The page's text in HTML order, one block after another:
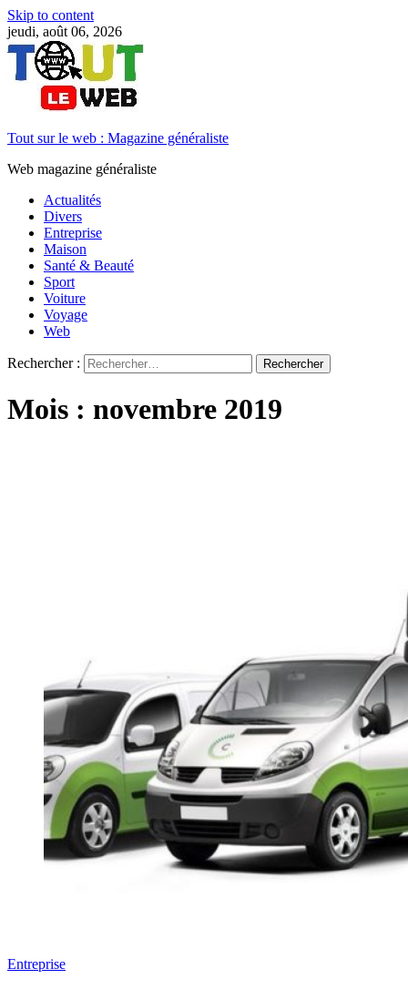
Skip to content
jeudi, août 06, 2026
Tout sur le web : Magazine généraliste
Web magazine généraliste
Actualités
Divers
Entreprise
Maison
Santé & Beauté
Sport
Voiture
Voyage
Web
Rechercher :
Mois : novembre 2019
Entreprise